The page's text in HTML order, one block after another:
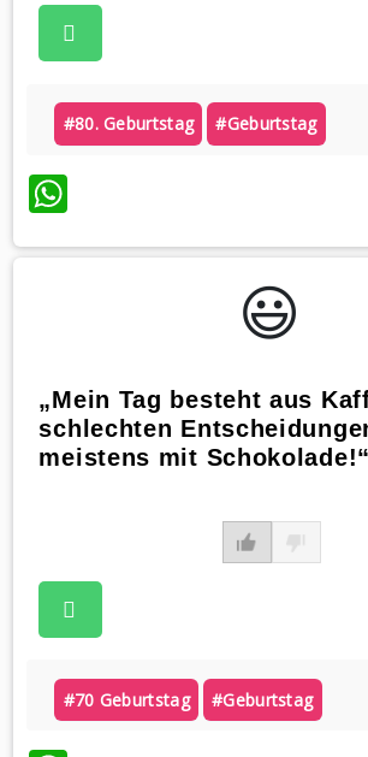
#80. Geburtstag #geburtstag
WhatsApp
😃️
„Mein Tag besteht aus
schlechten
meistens mit Schokolade!“
#70 Geburtstag #geburtstag